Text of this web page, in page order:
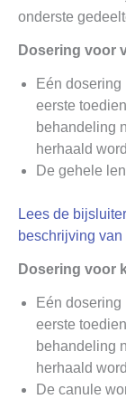
onderste
Dosering voor
Eén
eerste
behandeling
herhaald
De gehele
Lees de
beschrijving van
Dosering voor
Eén
eerste
behandeling
herhaald
De canule